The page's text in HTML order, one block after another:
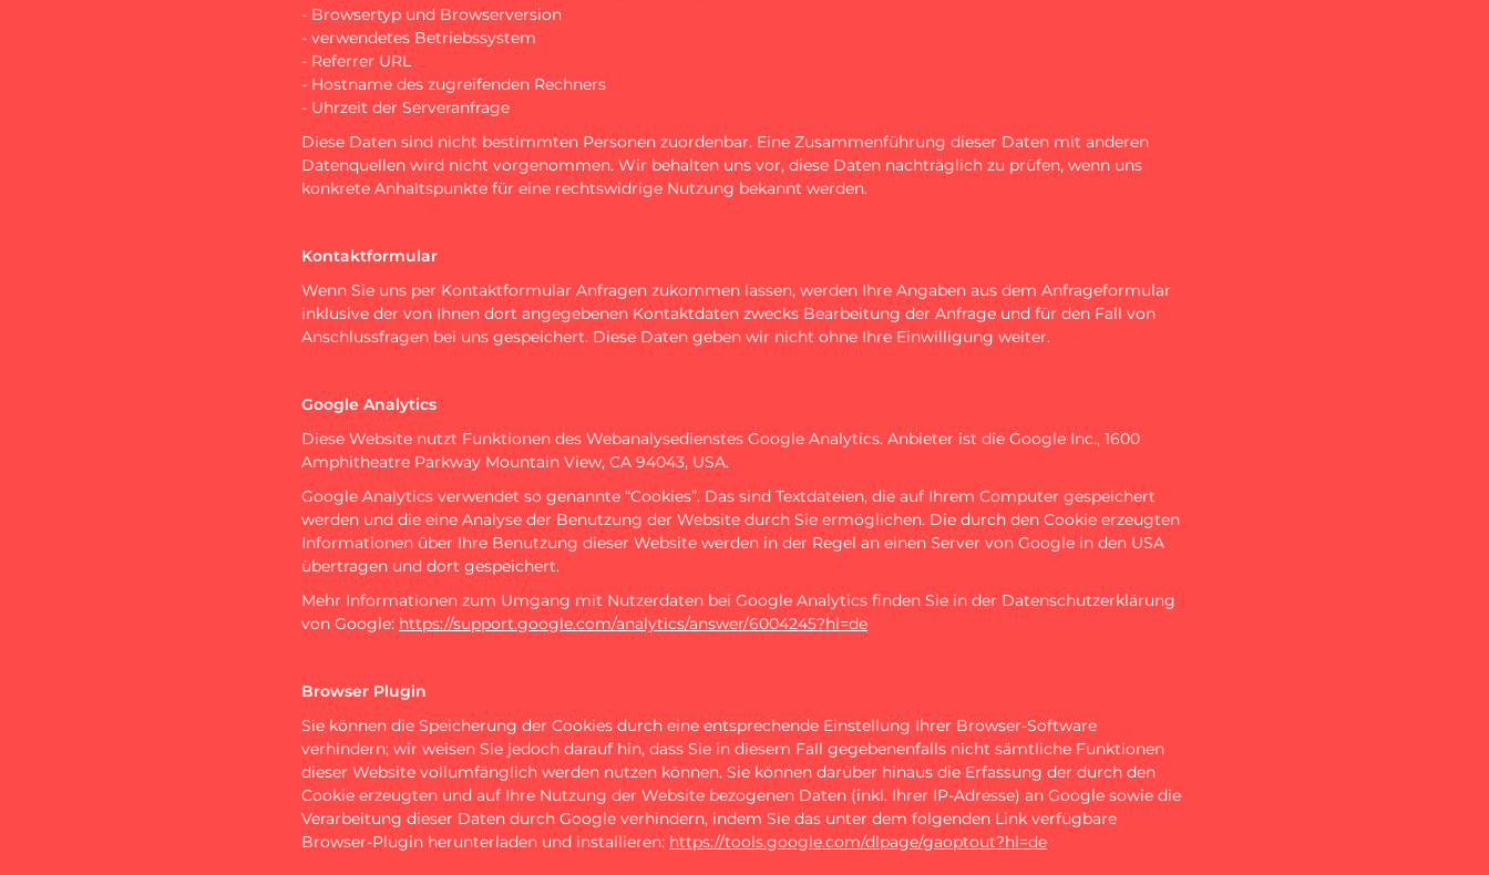
- Browsertyp und Browserversion
- verwendetes Betriebssystem
- Referrer URL
- Hostname des zugreifenden Rechners
- Uhrzeit der Serveranfrage
Diese Daten sind nicht bestimmten Personen zuordenbar. Eine Zusammenführung dieser Daten mit anderen
Datenquellen wird nicht vorgenommen. Wir behalten uns vor, diese Daten nachträglich zu prüfen, wenn uns
konkrete Anhaltspunkte für eine rechtswidrige Nutzung bekannt werden.
Kontaktformular
Wenn Sie uns per Kontaktformular Anfragen zukommen lassen, werden Ihre Angaben aus dem Anfrageformular
inklusive der von Ihnen dort angegebenen Kontaktdaten zwecks Bearbeitung der Anfrage und für den Fall von
Anschlussfragen bei uns gespeichert. Diese Daten geben wir nicht ohne Ihre Einwilligung weiter.
Google Analytics
Diese Website nutzt Funktionen des Webanalysedienstes Google Analytics. Anbieter ist die Google Inc., 1600
Amphitheatre Parkway Mountain View, CA 94043, USA.
Google Analytics verwendet so genannte “Cookies”. Das sind Textdateien, die auf Ihrem Computer gespeichert
werden und die eine Analyse der Benutzung der Website durch Sie ermöglichen. Die durch den Cookie erzeugten
Informationen über Ihre Benutzung dieser Website werden in der Regel an einen Server von Google in den USA
übertragen und dort gespeichert.
Mehr Informationen zum Umgang mit Nutzerdaten bei Google Analytics finden Sie in der Datenschutzerklärung
von Google: https://support.google.com/analytics/answer/6004245?hl=de
Browser Plugin
Sie können die Speicherung der Cookies durch eine entsprechende Einstellung Ihrer Browser-Software
verhindern; wir weisen Sie jedoch darauf hin, dass Sie in diesem Fall gegebenenfalls nicht sämtliche Funktionen
dieser Website vollumfänglich werden nutzen können. Sie können darüber hinaus die Erfassung der durch den
Cookie erzeugten und auf Ihre Nutzung der Website bezogenen Daten (inkl. Ihrer IP-Adresse) an Google sowie die
Verarbeitung dieser Daten durch Google verhindern, indem Sie das unter dem folgenden Link verfügbare
Browser-Plugin herunterladen und installieren: https://tools.google.com/dlpage/gaoptout?hl=de